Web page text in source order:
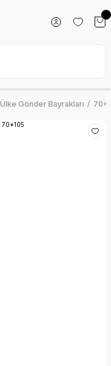
Gönder Bayrakları